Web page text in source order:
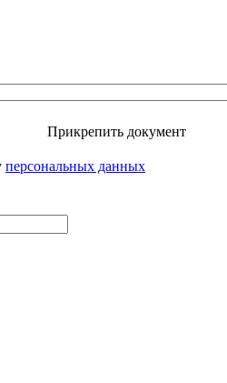
Прикрепить документ
персональных данных